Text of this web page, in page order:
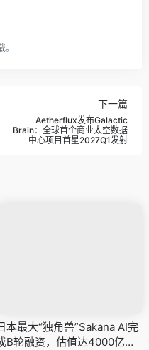
下一篇
Aetherflux发布Galactic
Brain：全球首个商业太空数据
中心项目首星2027Q1发射
本最大“独角兽”Sakana AI完
B轮融资，估值达4000亿日